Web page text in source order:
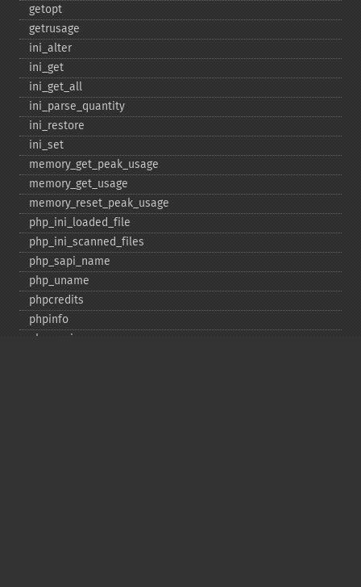
getopt
getrusage
ini_​alter
ini_​get
ini_​get_​all
ini_​parse_​quantity
ini_​restore
ini_​set
memory_​get_​peak_​usage
memory_​get_​usage
memory_​reset_​peak_​usage
php_​ini_​loaded_​file
php_​ini_​scanned_​files
php_​sapi_​name
php_​uname
phpcredits
phpinfo
phpversion